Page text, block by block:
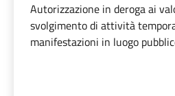
Autorizzazione in deroga ai
svolgimento di attività
manifestazioni in luogo